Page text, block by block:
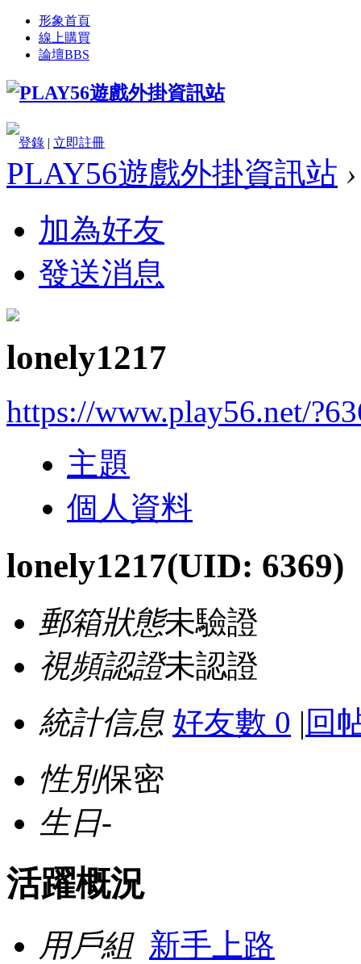
形象首頁
線上購買
論壇BBS
登錄 | 立即註冊
PLAY56遊戲外掛資訊站 ›
加為好友
發送消息
lonely1217
https://www.play56.net/
主題
個人資料
lonely1217(UID: 6369)
郵箱狀態未驗證
視頻認證未認證
統計信息 好友數 0 | 回
性別保密
生日-
活躍概況
用戶組 新手上路